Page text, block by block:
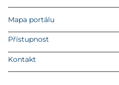
Mapa portálu
Přístupnost
Kontakt